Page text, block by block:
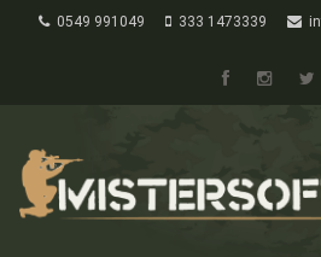
0549 991049 333 1473339